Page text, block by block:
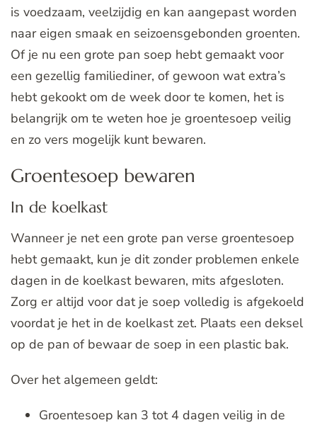
is voedzaam, veelzijdig en kan aangepast worden
naar eigen smaak en seizoensgebonden groenten.
Of je nu een grote pan soep hebt gemaakt voor
een gezellig familiediner, of gewoon wat extra’s
hebt gekookt om de week door te komen, het is
belangrijk om te weten hoe je groentesoep veilig
en zo vers mogelijk kunt bewaren.
Groentesoep bewaren
In de koelkast
Wanneer je net een grote pan verse groentesoep
hebt gemaakt, kun je dit zonder problemen enkele
dagen in de koelkast bewaren, mits afgesloten.
Zorg er altijd voor dat je soep volledig is afgekoeld
voordat je het in de koelkast zet. Plaats een deksel
op de pan of bewaar de soep in een plastic bak.
Over het algemeen geldt:
Groentesoep kan 3 tot 4 dagen veilig in de